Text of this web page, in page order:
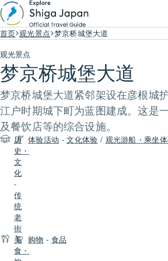
首页 观光景点 梦京桥城堡大道
观光景点
梦京桥城堡大道
梦京桥城堡大道紧邻架设在彦根城
江户时期城下町为蓝图建成。这是
及餐饮店等的综合设施。
历
史・
文
化
-
传
统
老
街
体验活动 -文化体验 / 观光游船・乘坐
美
食・
购物 - 食品